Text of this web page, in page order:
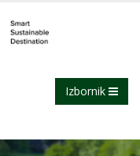
Izbornik